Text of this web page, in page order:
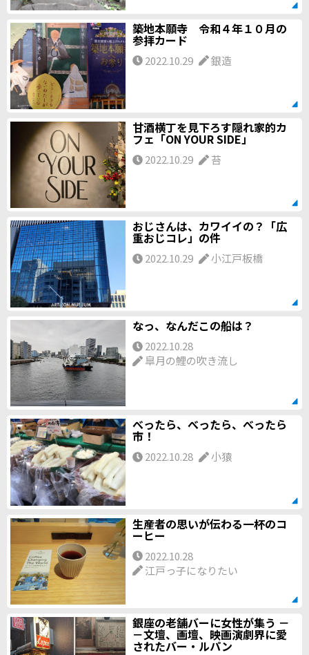
築地本願寺 令和４年１０月の
参拝カード
2022.10.29 銀造
甘酒横丁を見下ろす隠れ家的カ
フェ「ON YOUR SIDE」
2022.10.29 苔
おじさんは、カワイイの？「広
重おじコレ」の件
2022.10.29 小江戸板橋
なっ、なんだこの船は？
2022.10.28
皐月の鯉の吹き流し
べったら、べったら、べったら
市！
2022.10.28 小猿
生産者の思いが伝わる一杯のコ
ーヒー
2022.10.28
江戸っ子になりたい
銀座の老舗バーに女性が集う －
－文壇、画壇、映画演劇界に愛
されたバー・ルパン